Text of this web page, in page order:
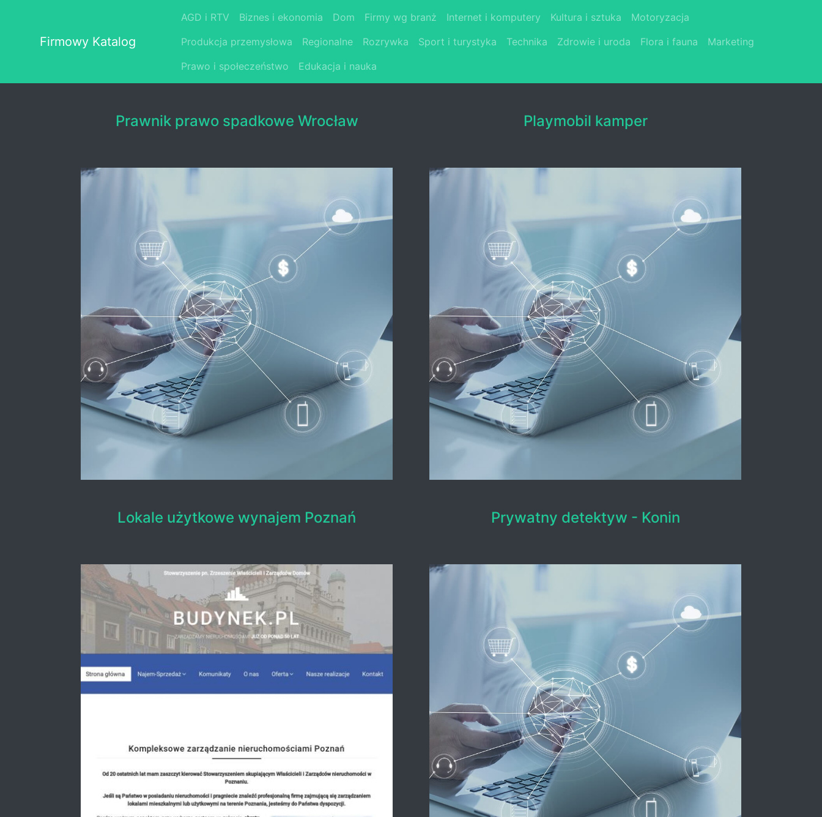
Firmowy Katalog
AGD i RTV Biznes i ekonomia Dom Firmy wg branż Internet i komputery Kultura i sztuka
Motoryzacja
Produkcja przemysłowa
Regionalne Rozrywka Sport i turystyka Technika Zdrowie i uroda Flora i fauna
Marketing
Prawo i społeczeństwo
Edukacja i nauka
Prawnik prawo spadkowe Wrocław Playmobil kamper
Lokale użytkowe wynajem Poznań Prywatny detektyw - Konin